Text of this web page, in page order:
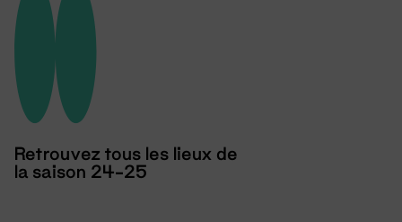
Retrouvez tous les lieux de
la saison 24-25